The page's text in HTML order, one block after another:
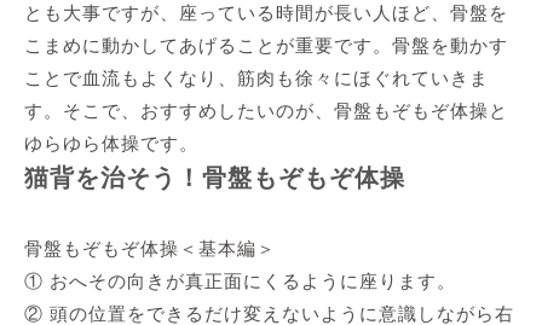
とも大事ですが、座っている時間が長い人ほど、骨盤を
こまめに動かしてあげることが重要です。骨盤を動かす
ことで血流もよくなり、筋肉も徐々にほぐれていきま
す。そこで、おすすめしたいのが、骨盤もぞもぞ体操と
ゆらゆら体操です。
猫背を治そう！骨盤もぞもぞ体操
骨盤もぞもぞ体操＜基本編＞
① おへその向きが真正面にくるように座ります。
② 頭の位置をできるだけ変えないように意識しながら右